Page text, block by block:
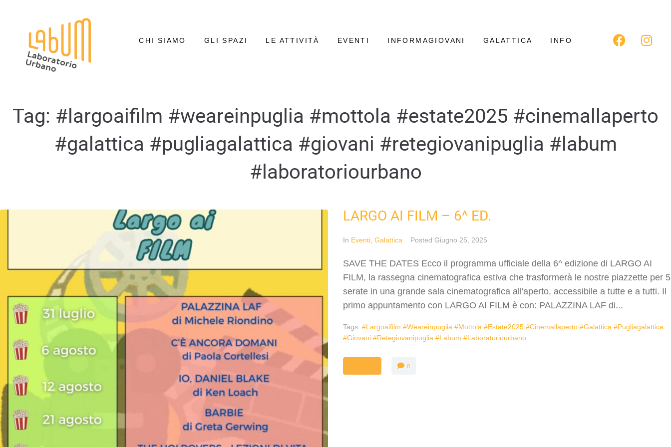
CHI SIAMO GLI SPAZI LE ATTIVITÀ EVENTI INFORMAGIOVANI GALATTICA INFO
Tag: #largoaifilm #weareinpuglia #mottola #estate2025 #cinemallaperto
#galattica #pugliagalattica #giovani #retegiovanipuglia #labum
#laboratoriourbano
LARGO AI FILM – 6^ ED.
In Eventi Galattica Posted Giugno 25, 2025
SAVE THE DATES Ecco il programma ufficiale della 6^ edizione di LARGO AI
FILM, la rassegna cinematografica estiva che trasformerà le nostre piazzette per 5
serate in una grande sala cinematografica all'aperto, accessibile a tutte e a tutti. Il
primo appuntamento con LARGO AI FILM è con: PALAZZINA LAF di...
Tags: #largoaifilm #weareinpuglia #mottola #estate2025 #cinemallaperto #galattica #pugliagalattica
#giovani #retegiovanipuglia #labum #laboratoriourbano
0